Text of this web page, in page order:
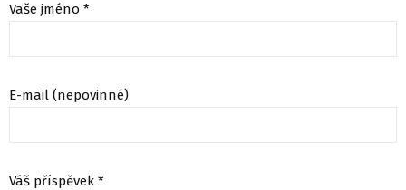
Vaše jméno *
E-mail (nepovinné)
Váš příspěvek *